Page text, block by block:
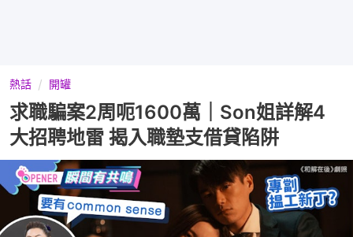
熱話 開罐
求職騙案2周呃1600萬｜Son姐詳解4
大招聘地雷 揭入職墊支借貸陷阱